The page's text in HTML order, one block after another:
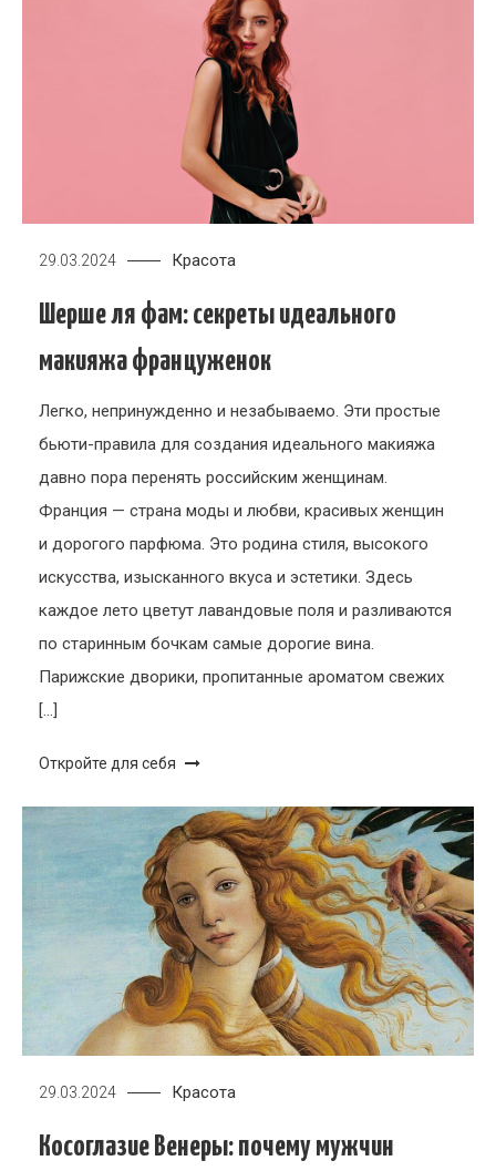
29.03.2024 Красота
Шерше ля фам: секреты идеального
макияжа француженок
Легко, непринужденно и незабываемо. Эти простые
бьюти-правила для создания идеального макияжа
давно пора перенять российским женщинам.
Франция — страна моды и любви, красивых женщин
и дорогого парфюма. Это родина стиля, высокого
искусства, изысканного вкуса и эстетики. Здесь
каждое лето цветут лавандовые поля и разливаются
по старинным бочкам самые дорогие вина.
Парижские дворики, пропитанные ароматом свежих
[…]
Откройте для себя
29.03.2024 Красота
Косоглазие Венеры: почему мужчин